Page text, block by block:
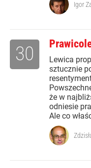
Igor
Lewica
sztucznie
że w
odniesie
Ale co
30